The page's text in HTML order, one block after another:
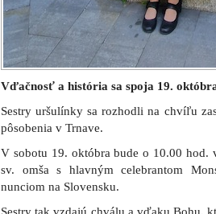
Vďačnosť a história sa spoja 19.
Sestry uršulínky sa rozhodli na chvíľu
pôsobenia v Trnave.
V sobotu 19. októbra bude o 10.00 hod.
sv. omša s hlavným celebrantom
nunciom na Slovensku.